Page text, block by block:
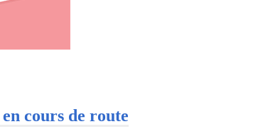
cours de route